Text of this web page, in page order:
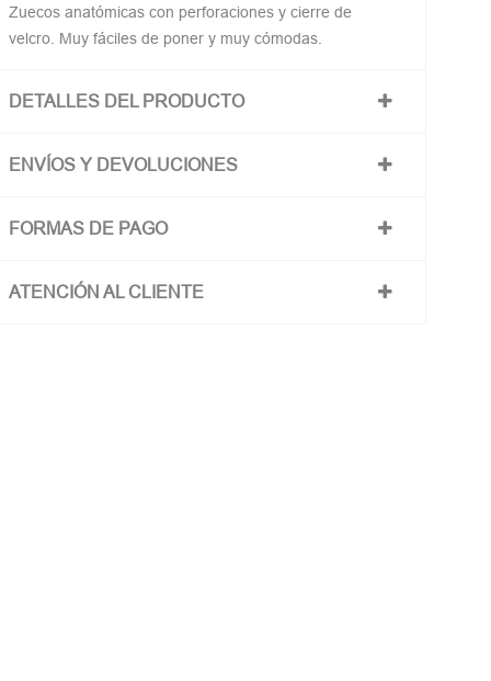
Zuecos anatómicas con perforaciones y cierre de
velcro. Muy fáciles de poner y muy cómodas.
DETALLES DEL PRODUCTO
ENVÍOS Y DEVOLUCIONES
FORMAS DE PAGO
ATENCIÓN AL CLIENTE